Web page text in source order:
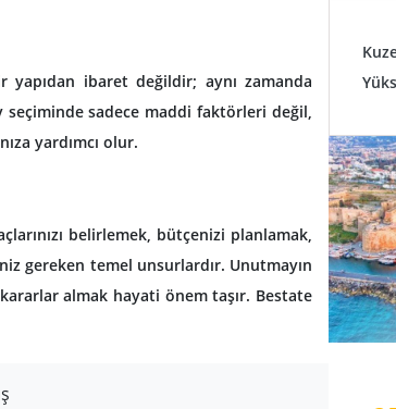
ibaret değildir; aynı zamanda
seçiminde sadece maddi faktörleri değil,
yardımcı olur.
belirlemek, bütçenizi planlamak,
gereken temel unsurlardır. Unutmayın
almak hayati önem taşır. Bestate